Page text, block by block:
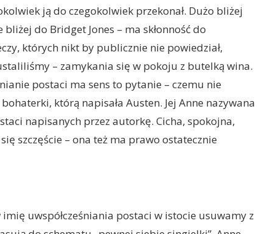
ją do czegokolwiek przekonał. Dużo bliżej
do Bridget Jones – ma skłonność do
których nikt by publicznie nie powiedział,
– zamykania się w pokoju z butelką wina.
postaci ma sens to pytanie – czemu nie
którą napisała Austen. Jej Anne nazywana
napisanych przez autorkę. Cicha, spokojna,
szczęście – ona też ma prawo ostatecznie
uwspółcześniania postaci w istocie usuwamy z